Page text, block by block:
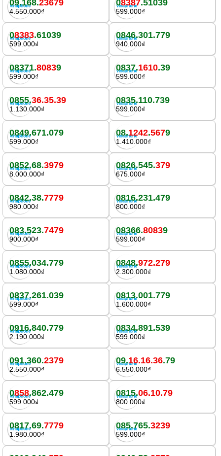
09.168.23679
4.550.000₫
08387.51039
599.000₫
08383.61039
599.000₫
0846.301.779
940.000₫
08371.80839
599.000₫
0837.1610.39
599.000₫
0855.36.35.39
1.130.000₫
0835.110.739
599.000₫
0849.671.079
599.000₫
08.1242.5679
1.410.000₫
0852.68.3979
8.000.000₫
0826.545.379
675.000₫
0842.38.7779
980.000₫
0816.231.479
800.000₫
083.523.7479
900.000₫
08366.80839
599.000₫
0855.034.779
1.080.000₫
0848.972.279
2.300.000₫
0837.261.039
599.000₫
0813.001.779
1.600.000₫
0916.840.779
2.190.000₫
0834.891.539
599.000₫
091.360.2379
2.550.000₫
09.16.16.36.79
6.550.000₫
0858.862.479
599.000₫
0815.06.10.79
800.000₫
0817.69.7779
1.980.000₫
085.765.3239
599.000₫